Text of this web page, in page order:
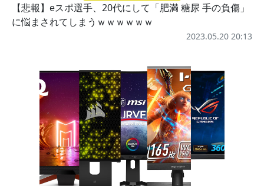
【悲報】eスポ選手、20代にして「肥満 糖尿 手の負傷」
に悩まされてしまうｗｗｗｗｗｗ
2023.05.20 20:13